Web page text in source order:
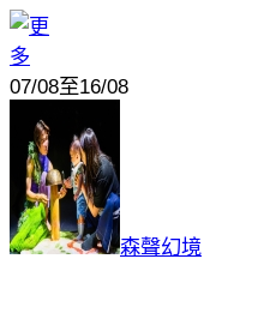
07/08至16/08
森聲幻境